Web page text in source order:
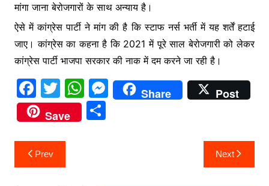
मांगा जाना बेरोजगारों के साथ अन्याय है।
ऐसे में कांग्रेस पार्टी ने मांग की है कि स्टाफ नर्स भर्ती में यह शर्तें हटाई
जाए। कांग्रेस का कहना है कि 2021 में पूरे साल बेरोजगारी को लेकर
कांग्रेस पार्टी भाजपा सरकार की नाक में दम करने जा रही है।
F
a
c
e
b
T
w
itt
er
W
h
at
M
e
Share
Post
Save
S
Post
navigation
Prev Next